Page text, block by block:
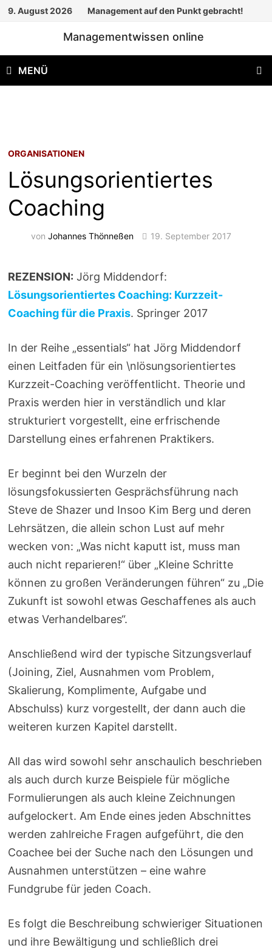
Zum
9. August 2026 Management auf den Punkt gebracht!
Managementwissen online
MENÜ
ORGANISATIONEN
Lösungsorientiertes
Coaching
vonJohannes Thönneßen 19. September 2017
REZENSION: Jörg Middendorf:
Lösungsorientiertes Coaching: Kurzzeit-
Coaching für die Praxis. Springer 2017
In der Reihe „essentials“ hat Jörg Middendorf
einen Leitfaden für ein \nlösungsorientiertes
Kurzzeit-Coaching veröffentlicht. Theorie und
Praxis werden hier in verständlich und klar
strukturiert vorgestellt, eine erfrischende
Darstellung eines erfahrenen Praktikers.
Er beginnt bei den Wurzeln der
lösungsfokussierten Gesprächsführung nach
Steve de Shazer und Insoo Kim Berg und deren
Lehrsätzen, die allein schon Lust auf mehr
wecken von: „Was nicht kaputt ist, muss man
auch nicht reparieren!“ über „Kleine Schritte
können zu großen Veränderungen führen“ zu „Die
Zukunft ist sowohl etwas Geschaffenes als auch
etwas Verhandelbares“.
Anschließend wird der typische Sitzungsverlauf
(Joining, Ziel, Ausnahmen vom Problem,
Skalierung, Komplimente, Aufgabe und
Abschulss) kurz vorgestellt, der dann auch die
weiteren kurzen Kapitel darstellt.
All das wird sowohl sehr anschaulich beschrieben
als auch durch kurze Beispiele für mögliche
Formulierungen als auch kleine Zeichnungen
aufgelockert. Am Ende eines jeden Abschnittes
werden zahlreiche Fragen aufgeführt, die den
Coachee bei der Suche nach den Lösungen und
Ausnahmen unterstützen – eine wahre
Fundgrube für jeden Coach.
Es folgt die Beschreibung schwieriger Situationen
und ihre Bewältigung und schließlich drei